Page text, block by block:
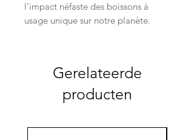
l'impact néfaste des boissons à
usage unique sur notre planète.
Gerelateerde
producten